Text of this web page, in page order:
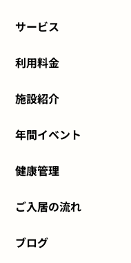
サービス
利用料金
施設紹介
年間イベント
健康管理
ご入居の流れ
ブログ